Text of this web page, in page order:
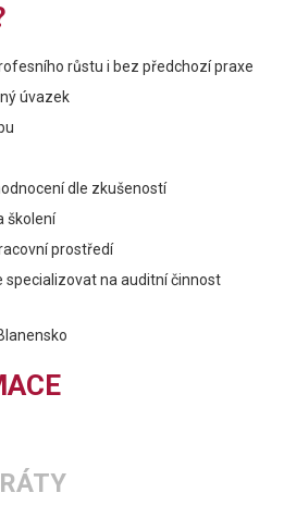
růstu i bez předchozí praxe
úvazek
dle zkušeností
školení
prostředí
specializovat na auditní činnost